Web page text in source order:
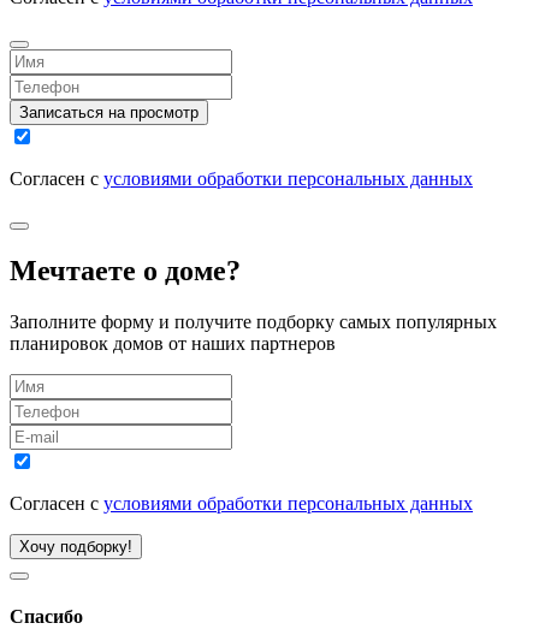
Записаться на просмотр
Согласен с условиями обработки персональных данных
Мечтаете о доме?
Заполните форму и получите подборку самых популярных
планировок домов от наших партнеров
Согласен с условиями обработки персональных данных
Хочу подборку!
Спасибо